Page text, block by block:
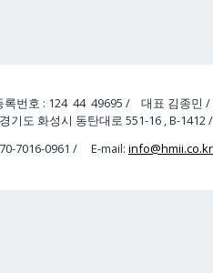
록번호 : 124 44 49695 / 대표 김종민 /
경기도 화성시 동탄대로 551-16 , B-1412 /
7016-0961 / E-mail: info@hmii.co.kr